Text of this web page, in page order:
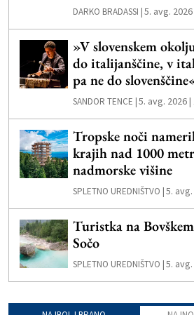
DARKO BRADASSI |5. avg.
»V slovenskem
do italijanščine, v
pa ne do
SANDOR TENCE |5. avg. 2026 |
Tropske noči
krajih nad 1000
nadmorske višine
SPLETNO UREDNIŠTVO |5.
Turistka na
Sočo
SPLETNO UREDNIŠTVO |5.